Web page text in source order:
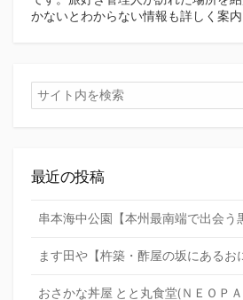
かないとわからない情報も詳しく案内
検
索
最近の投稿
串本海中公園【本州最南端で出会う
ます田や【杵築・酢屋の坂にあるお
おさかな丼屋 とと丸食堂(ＮＥＯＰ